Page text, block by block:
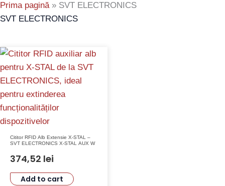
Prima pagină» SVT ELECTRONICS
SVT ELECTRONICS
Cititor RFID Alb Extensie X-STAL –
SVT ELECTRONICS X-STAL AUX W
374,52 lei
Add to cart